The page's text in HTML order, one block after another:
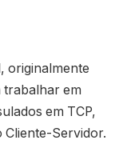
originalmente
trabalhar em
em TCP,
Cliente-Servidor.